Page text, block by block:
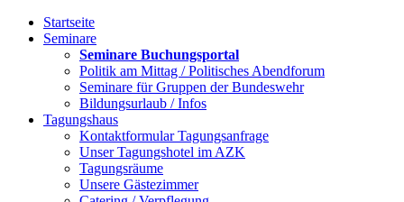
Startseite
Seminare
Seminare Buchungsportal
Politik am Mittag / Politisches Abendforum
Seminare für Gruppen der Bundeswehr
Bildungsurlaub / Infos
Tagungshaus
Kontaktformular Tagungsanfrage
Unser Tagungshotel im AZK
Tagungsräume
Unsere Gästezimmer